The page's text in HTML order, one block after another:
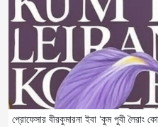
প্রোফেসার বীরকুমারনা ইবা ‘কুম পুবী লৈরাং